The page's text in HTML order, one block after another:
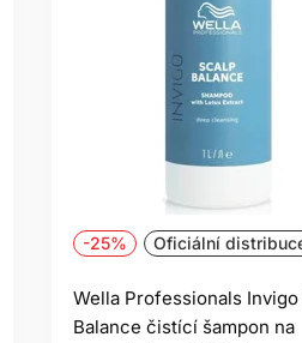
-25% Oficiální
Wella Professionals
Balance čistící šampon na